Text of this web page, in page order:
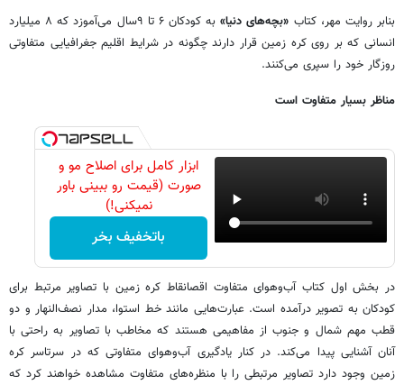
بنابر روایت مهر، کتاب «بچه‌های دنیا»
به کودکان ۶ تا ۹سال می‌آموزد که ۸ میلیارد
انسانی که بر روی کره زمین قرار دارند چگونه در شرایط اقلیم جغرافیایی متفاوتی
روزگار خود را سپری می‌کنند.
مناظر بسیار متفاوت است
ابزار کامل برای اصلاح مو و
صورت (قیمت رو ببینی باور
نمیکنی!)
باتخفیف بخر
در بخش اول کتاب آب‌وهوای متفاوت اقصانقاط کره زمین با تصاویر مرتبط برای
کودکان به تصویر درآمده است. عبارت‌هایی مانند خط استوا، مدار نصف‌النهار و دو
قطب مهم شمال و جنوب از مفاهیمی هستند که مخاطب با تصاویر به راحتی با
آنان آشنایی پیدا می‌کند. در کنار یادگیری آب‌وهوای متفاوتی که در سرتاسر کره
زمین وجود دارد تصاویر مرتبطی را با منظره‌های متفاوت مشاهده خواهند کرد که